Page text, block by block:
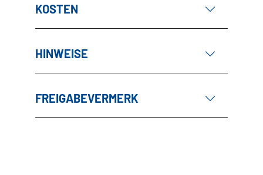
KOSTEN
HINWEISE
FREIGABEVERMERK